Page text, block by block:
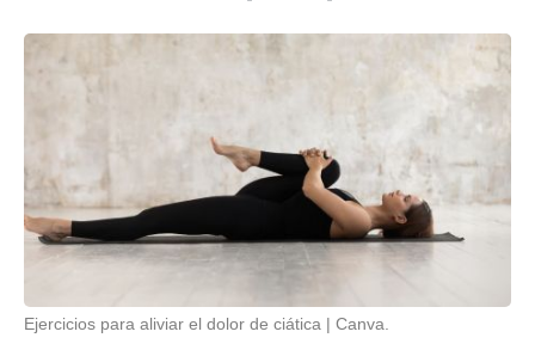
Ejercicios para aliviar el dolor de ciática Canva.